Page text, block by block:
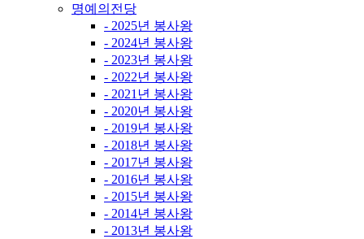
명예의전당
- 2025년 봉사왕
- 2024년 봉사왕
- 2023년 봉사왕
- 2022년 봉사왕
- 2021년 봉사왕
- 2020년 봉사왕
- 2019년 봉사왕
- 2018년 봉사왕
- 2017년 봉사왕
- 2016년 봉사왕
- 2015년 봉사왕
- 2014년 봉사왕
- 2013년 봉사왕